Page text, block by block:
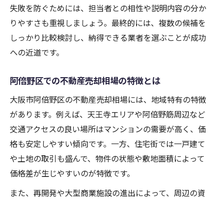
失敗を防ぐためには、担当者との相性や説明内容の分か
りやすさも重視しましょう。最終的には、複数の候補を
しっかり比較検討し、納得できる業者を選ぶことが成功
への近道です。
阿倍野区での不動産売却相場の特徴とは
大阪市阿倍野区の不動産売却相場には、地域特有の特徴
があります。例えば、天王寺エリアや阿倍野筋周辺など
交通アクセスの良い場所はマンションの需要が高く、価
格も安定しやすい傾向です。一方、住宅街では一戸建て
や土地の取引も盛んで、物件の状態や敷地面積によって
価格差が生じやすいのが特徴です。
また、再開発や大型商業施設の進出によって、周辺の資